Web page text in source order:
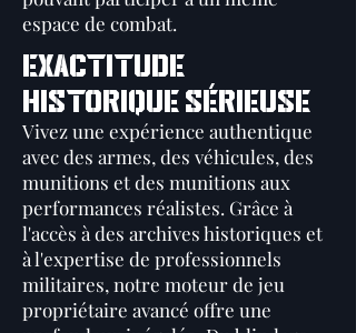
espace de combat.
EXACTITUDE
HISTORIQUE SÉRIEUSE
Vivez une expérience authentique
avec des armes, des véhicules, des
munitions et des munitions aux
performances réalistes. Grâce à
l'accès à des archives historiques et
à l'expertise de professionnels
militaires, notre moteur de jeu
propriétaire avancé offre une